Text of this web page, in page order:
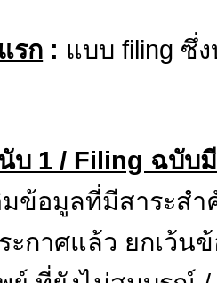
รก : แบบ filing ซึ่ง
บ 1 / Filing ฉบับ
มข้อมูลที่มีสาระส
กาศแล้ว ยกเว้น